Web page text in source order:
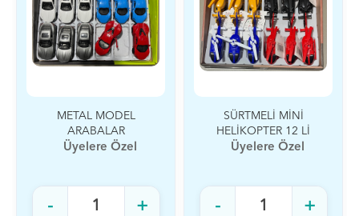
SÜRTMELİ MİNİ
HELİKOPTER 12 Lİ
Üyelere Özel
- +
MİNİ UÇUK 12 Lİ
Üyelere Özel
- +